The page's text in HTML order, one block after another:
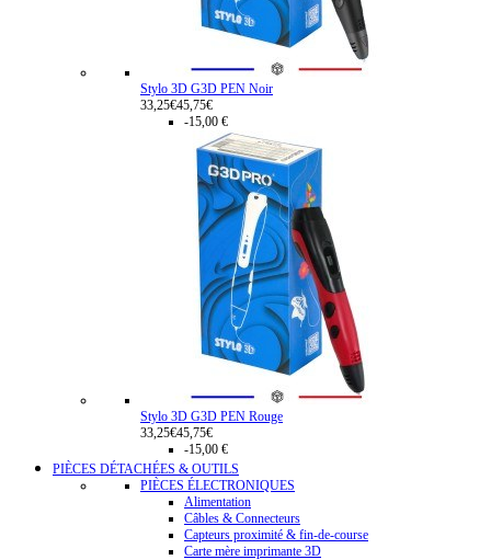
Stylo 3D G3D PEN Noir
33,25€45,75€
-15,00 €
Stylo 3D G3D PEN Rouge
33,25€45,75€
-15,00 €
PIÈCES DÉTACHÉES & OUTILS
PIÈCES ÉLECTRONIQUES
Alimentation
Câbles & Connecteurs
Capteurs proximité & fin-de-course
Carte mère imprimante 3D